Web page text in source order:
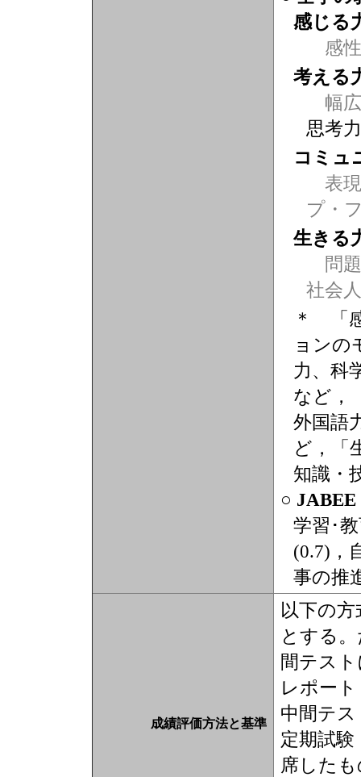
感じる
感性
考える
幅
思考力
コミュ
表現
プ・
生きる
問題
社会
＊ 「
ョンの
力、科
など，
外国語
ど，「
知識・
○
学習･
(0.7)，
事の推
成績評価方法と基準
以下の
とする
間テス
レポー
中間テ
定期試
席した